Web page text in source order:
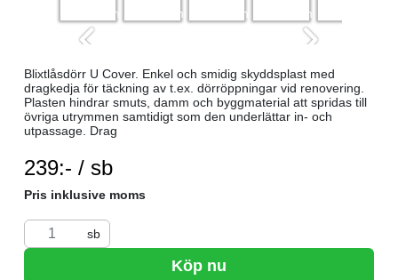
Blixtlåsdörr U Cover. Enkel och smidig skyddsplast med
dragkedja för täckning av t.ex. dörröppningar vid renovering.
Plasten hindrar smuts, damm och byggmaterial att spridas till
övriga utrymmen samtidigt som den underlättar in- och
utpassage. Drag
239:- / sb
Pris inklusive moms
sb
Köp nu